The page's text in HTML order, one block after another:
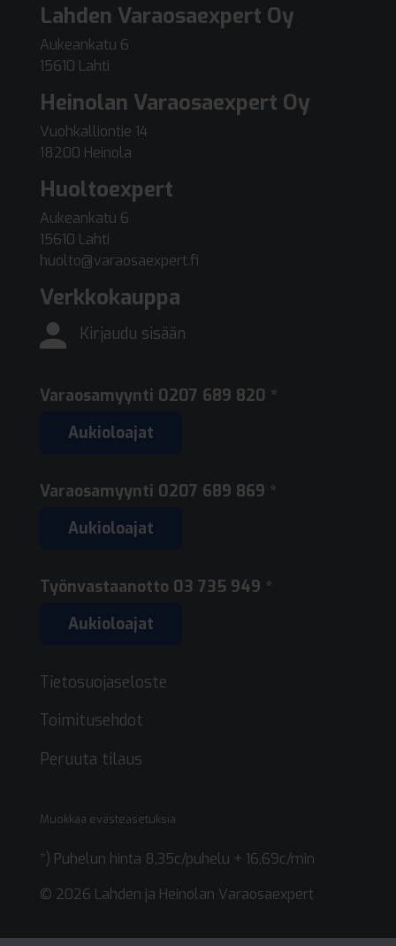
Lahden Varaosaexpert Oy
Aukeankatu 6
15610 Lahti
Heinolan Varaosaexpert Oy
Vuohkalliontie 14
18200 Heinola
Huoltoexpert
Aukeankatu 6
15610 Lahti
huolto@varaosaexpert.fi
Verkkokauppa
Kirjaudu sisään
Varaosamyynti 0207 689 820 *
Aukioloajat
Varaosamyynti 0207 689 869 *
Aukioloajat
Työnvastaanotto 03 735 949 *
Aukioloajat
Tietosuojaseloste
Toimitusehdot
Peruuta tilaus
Muokkaa evästeasetuksia
*) Puhelun hinta 8,35c/puhelu + 16,69c/min
© 2026 Lahden ja Heinolan Varaosaexpert